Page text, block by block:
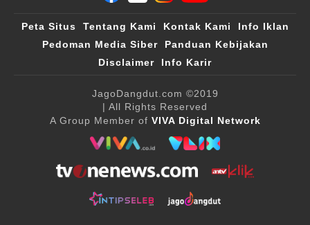
Peta Situs Tentang Kami Kontak Kami
Info Iklan
Pedoman Media Siber
Panduan Kebijakan
Disclaimer
Info Karir
JagoDangdut.com ©2019
| All Rights Reserved
A Group Member of VIVA Digital Network